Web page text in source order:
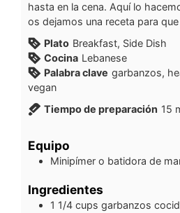
hasta en la cena. Aquí lo
os dejamos una receta para
Plato Breakfast, Side Dish
Cocina Lebanese
Palabra clave garbanzos,
vegan
Tiempo de preparación 15
Equipo
Minipímer o batidora de
Ingredientes
1 1/4 cups garbanzos